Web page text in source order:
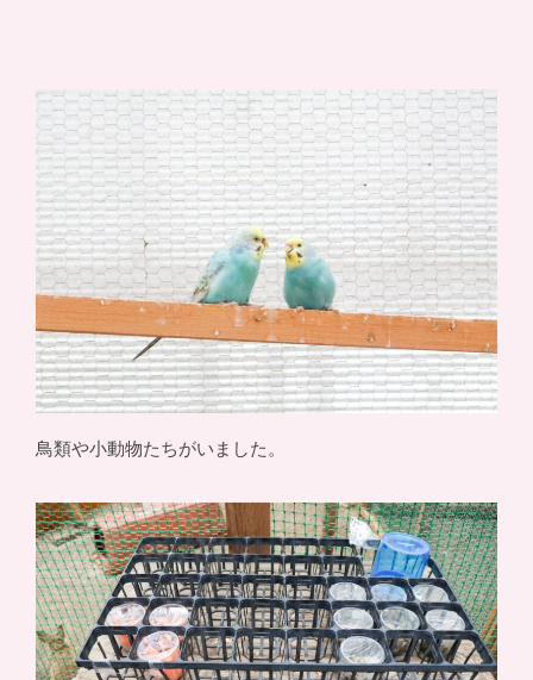
鳥類や小動物たちがいました。